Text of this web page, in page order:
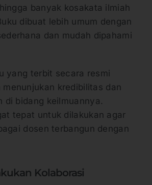
banyak kosakata ilmiah
dibuat lebih umum dengan
dan mudah dipahami
yang terbit secara resmi
menunjukan kredibilitas dan
di bidang keilmuannya.
tepat untuk dilakukan agar
dosen terbangun dengan
Kolaborasi